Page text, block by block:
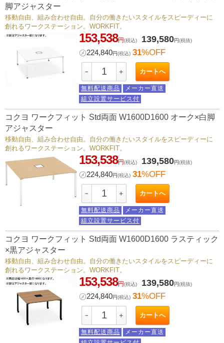
脚アジャスター
移動自由、組み合わせ自由。自分の働きたいスタイルをスピーディーに
創れるワークステーション。WORKFIT。
153,538円(税込) 139,580円(税抜)
㋱224,840円(税込) 31%OFF
－ ＋ カートへ
無料配送商品
メーカー直送
組立設置サービス付
コクヨ ワークフィット Std両面 W1600D1600 オーク×白脚
アジャスター
移動自由、組み合わせ自由。自分の働きたいスタイルをスピーディーに
創れるワークステーション。WORKFIT。
153,538円(税込) 139,580円(税抜)
㋱224,840円(税込) 31%OFF
－ ＋ カートへ
無料配送商品
メーカー直送
組立設置サービス付
コクヨ ワークフィット Std両面 W1600D1600 ラスティック
×黒アジャスター
移動自由、組み合わせ自由。自分の働きたいスタイルをスピーディーに
創れるワークステーション。WORKFIT。
153,538円(税込) 139,580円(税抜)
㋱224,840円(税込) 31%OFF
－ ＋ カートへ
無料配送商品
メーカー直送